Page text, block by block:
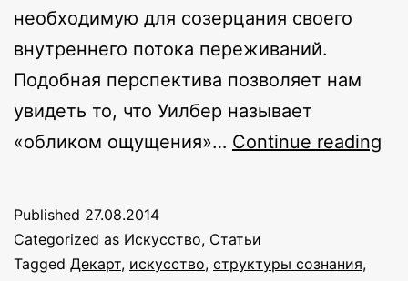
необходимую для созерцания своего
внутреннего потока переживаний.
Подобная перспектива позволяет нам
увидеть то, что Уилбер называет
«обликом ощущения»… Continue reading
Published 27.08.2014
Categorized as Искусство, Статьи
Tagged Декарт, искусство, структуры сознания,